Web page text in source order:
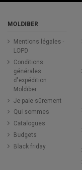
MOLDIBER
Mentions légales -
LOPD
Conditions
générales
d'expédition
Moldiber
Je paie sûrement
Qui sommes
Catalogues
Budgets
Black friday